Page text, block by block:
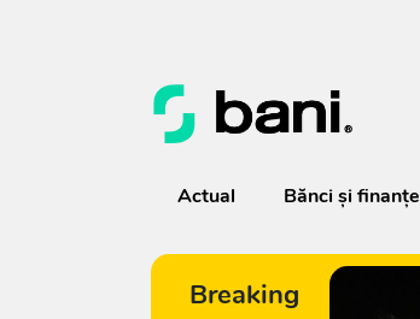
Actual Bănci şi finanţe
Breaking